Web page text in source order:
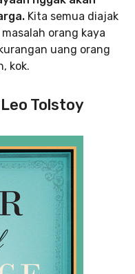
Kita semua diajak
orang kaya
uang orang
kok.
Tolstoy